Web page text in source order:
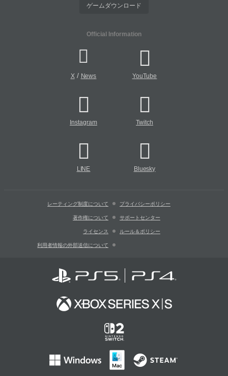
ゲームダウンロード
Official Information
X/ News YouTube
Instagram Twitch
LINE Bluesky
レーティング制度について プライバシーポリシー
著作権について サポートセンター
ライセンス ルール＆ポリシー
利用者情報の外部送信について